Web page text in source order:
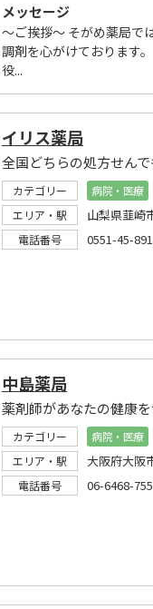
メッセージ
～ご挨拶～ そがめ薬局で
調剤を心がけております
役...
イリス薬局
全国どちらの処方せんで
カテゴリー 病院・医療
エリア・駅
山梨県韮崎
電話番号 0551-45-
中島薬局
薬剤師があなたの健康
カテゴリー 病院・医療
エリア・駅
大阪府大阪
電話番号 06-6468-